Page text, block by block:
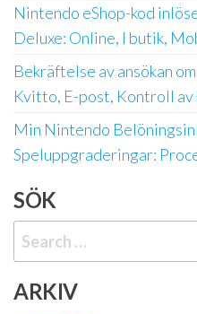
Nintendo eShop-kod
Deluxe: Online, I butik,
Bekräftelse av ansökan
Kvitto, E-post, Kontroll av
Min Nintendo
Speluppgraderingar:
SÖK
Search
for:
ARKIV